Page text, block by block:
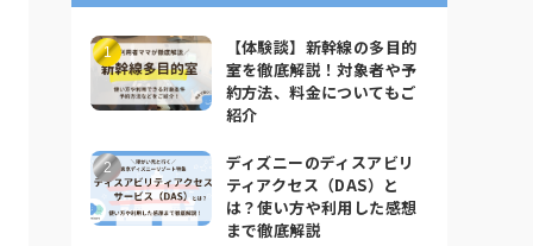
【体験談】新幹線の多目的
室を徹底解説！対象者や予
約方法、料金についてもご
紹介
ディズニーのディスアビリ
ティアクセス（DAS）と
は？使い方や利用した感想
まで徹底解説